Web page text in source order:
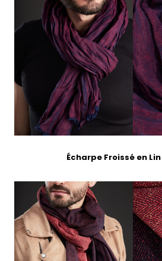
Écharpe Froissé en